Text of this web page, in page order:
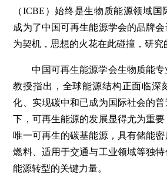
（ICBE）始终是生物质能源领域
成为了中国可再生能源学会的品牌
为契机，思想的火花在此碰撞，研究
中国可再生能源学会生物质能
教授指出，全球能源结构正面临深
化、实现碳中和已成为国际社会的
下，可再生能源的发展显得尤为重
唯一可再生的碳基能源，具有储能
燃料、适用于交通与工业领域等独
能源转型的关键力量。